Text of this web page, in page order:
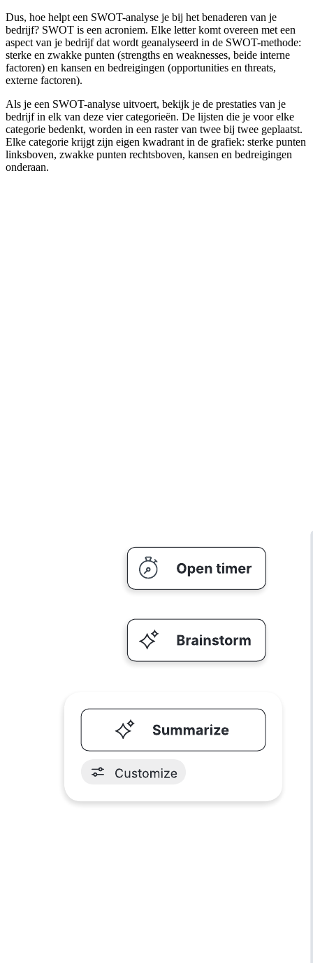
Dus, hoe helpt een SWOT-analyse je bij het benaderen van je
bedrijf? SWOT is een acroniem. Elke letter komt overeen met een
aspect van je bedrijf dat wordt geanalyseerd in de SWOT-methode:
sterke en zwakke punten (strengths en weaknesses, beide interne
factoren) en kansen en bedreigingen (opportunities en threats,
externe factoren).
Als je een SWOT-analyse uitvoert, bekijk je de prestaties van je
bedrijf in elk van deze vier categorieën. De lijsten die je voor elke
categorie bedenkt, worden in een raster van twee bij twee geplaatst.
Elke categorie krijgt zijn eigen kwadrant in de grafiek: sterke punten
linksboven, zwakke punten rechtsboven, kansen en bedreigingen
onderaan.